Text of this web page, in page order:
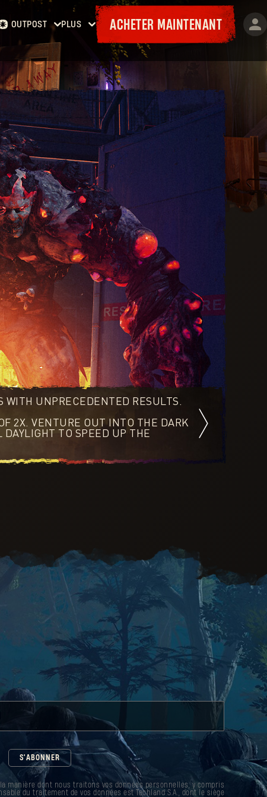
OUTPOST
Contrats
Armurerie
Laufzettel
PLUS
Événements
Cadeaux
Cartes
ACHETER MAINTENANT
WITH UNPRECEDENTED RESULTS.
2X. VENTURE OUT INTO THE DARK
TO SPEED UP THE
S'ABONNER
manière dont nous traitons vos données personnelles, y compris
du traitement de vos données est Techland S.A., dont le siège